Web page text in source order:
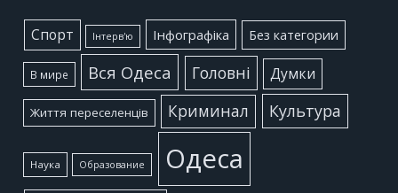
Cпорт Інтерв'ю Інфографіка Без категории
В мире Вся Одеса Головні Думки
Життя переселенців Криминал Культура
Наука Образование Одеса